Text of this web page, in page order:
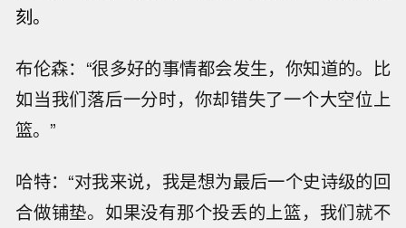
刻。
布伦森：“很多好的事情都会发生，你知道的。比
如当我们落后一分时，你却错失了一个大空位上
篮。”
哈特：“对我来说，我是想为最后一个史诗级的回
合做铺垫。如果没有那个投丢的上篮，我们就不